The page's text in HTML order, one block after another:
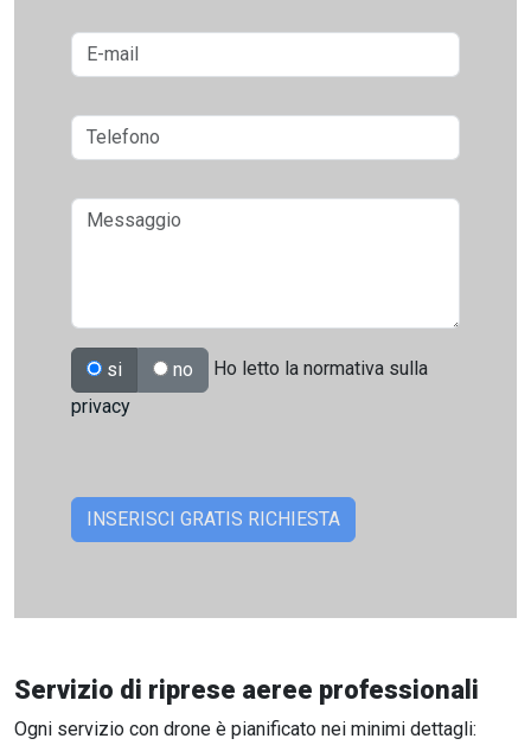
si no
Ho letto la normativa sulla
privacy
Servizio di riprese aeree professionali
Ogni servizio con drone è pianificato nei minimi dettagli: